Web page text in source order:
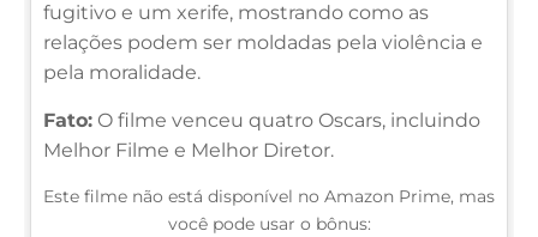
fugitivo e um xerife, mostrando como as
relações podem ser moldadas pela violência e
pela moralidade.
Fato: O filme venceu quatro Oscars, incluindo
Melhor Filme e Melhor Diretor.
Este filme não está disponível no Amazon Prime, mas
você pode usar o bônus: